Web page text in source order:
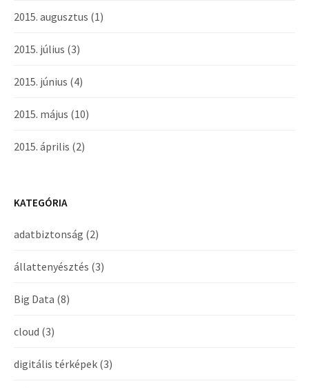
2015. augusztus (1)
2015. július (3)
2015. június (4)
2015. május (10)
2015. április (2)
KATEGÓRIA
adatbiztonság (2)
állattenyésztés (3)
Big Data (8)
cloud (3)
digitális térképek (3)